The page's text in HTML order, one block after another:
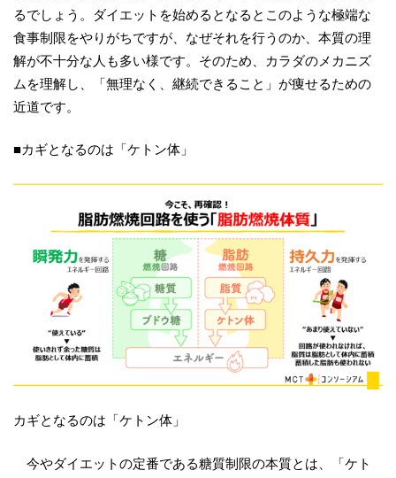
るでしょう。ダイエットを始めるとなるとこのような極端な
食事制限をやりがちですが、なぜそれを行うのか、本質の理
解が不十分な人も多い様です。そのため、カラダのメカニズ
ムを理解し、「無理なく、継続できること」が痩せるための
近道です。
■カギとなるのは「ケトン体」
カギとなるのは「ケトン体」
今やダイエットの定番である糖質制限の本質とは、「ケト